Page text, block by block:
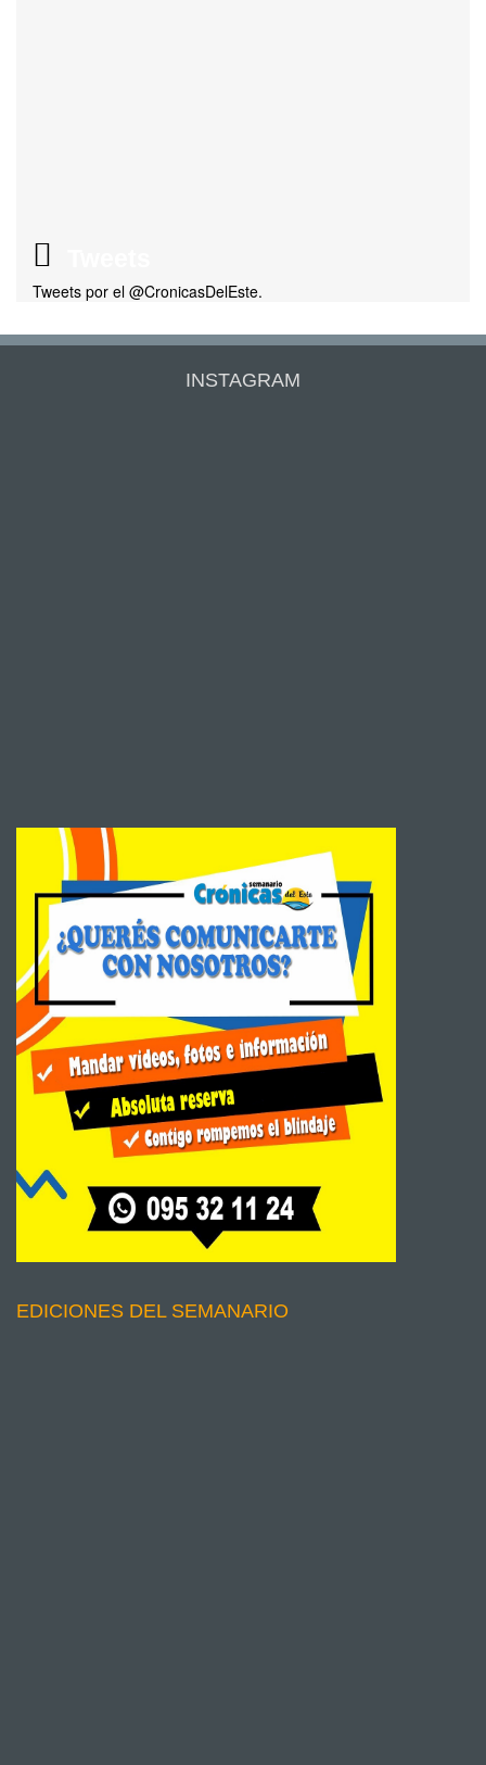
Tweets por el @CronicasDelEste.
INSTAGRAM
EDICIONES DEL SEMANARIO